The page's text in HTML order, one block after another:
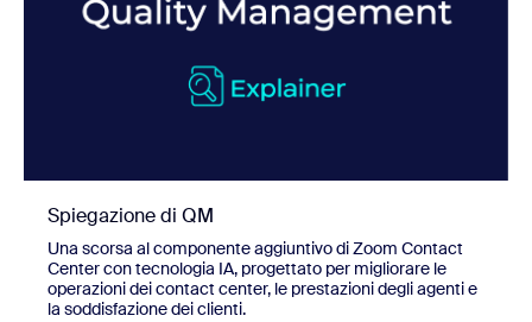
Spiegazione di QM
Una scorsa al componente aggiuntivo di Zoom Contact
Center con tecnologia IA, progettato per migliorare le
operazioni dei contact center, le prestazioni degli agenti e
la soddisfazione dei clienti.